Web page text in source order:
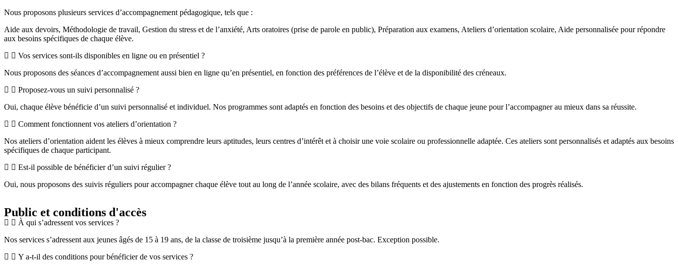
Nous proposons plusieurs services d’accompagnement pédagogique, tels que :
Aide aux devoirs, Méthodologie de travail, Gestion du stress et de l’anxiété, Arts oratoires (prise de parole en public), Préparation aux examens, Ateliers d’orientation scolaire, Aide personnalisée pour répondre
aux besoins spécifiques de chaque élève.
Vos services sont-ils disponibles en ligne ou en présentiel ?
Nous proposons des séances d’accompagnement aussi bien en ligne qu’en présentiel, en fonction des préférences de l’élève et de la disponibilité des créneaux.
Proposez-vous un suivi personnalisé ?
Oui, chaque élève bénéficie d’un suivi personnalisé et individuel. Nos programmes sont adaptés en fonction des besoins et des objectifs de chaque jeune pour l’accompagner au mieux dans sa réussite.
Comment fonctionnent vos ateliers d’orientation ?
Nos ateliers d’orientation aident les élèves à mieux comprendre leurs aptitudes, leurs centres d’intérêt et à choisir une voie scolaire ou professionnelle adaptée. Ces ateliers sont personnalisés et adaptés aux besoins
spécifiques de chaque participant.
Est-il possible de bénéficier d’un suivi régulier ?
Oui, nous proposons des suivis réguliers pour accompagner chaque élève tout au long de l’année scolaire, avec des bilans fréquents et des ajustements en fonction des progrès réalisés.
Public et conditions d'accès
À qui s’adressent vos services ?
Nos services s’adressent aux jeunes âgés de 15 à 19 ans, de la classe de troisième jusqu’à la première année post-bac. Exception possible.
Y a-t-il des conditions pour bénéficier de vos services ?